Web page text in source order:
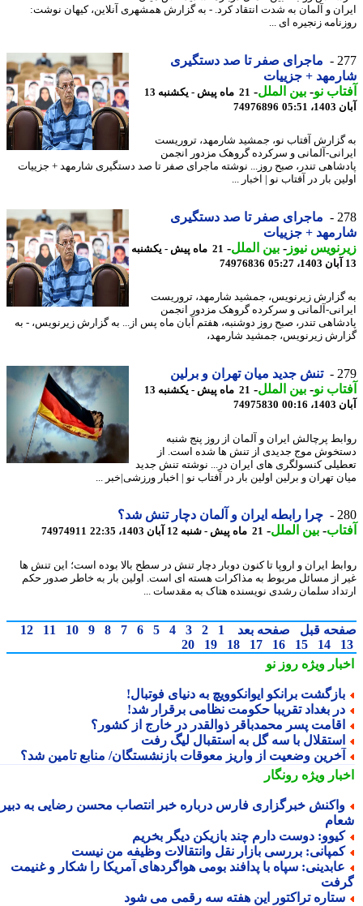
و آلمان به شدت انتقاد کرد. - به گزارش همشهری آنلاین، کیهان نوشت:
زنجیره ای ...
ماجرای صفر تا صد دستگیری
+ جزییات
نو- بین الملل-
21 ماه پیش - یکشنبه 13
74976896
آفتاب نو، جمشید شارمهد، تروریست
آلمانی و سرکرده گروهک مزدور انجمن
تندر، صبح روز... نوشته ماجرای صفر تا صد دستگیری شارمهد + جزییات
بار در آفتاب نو | اخبار ...
ماجرای صفر تا صد دستگیری
+ جزییات
نیوز-بین الملل-
21 ماه پیش - یکشنبه
74976836
زیرنویس، جمشید شارمهد، تروریست
آلمانی و سرکرده گروهک مزدور انجمن
تندر، صبح روز دوشنبه، هفتم آبان ماه پس از... به گزارش زیرنویس، - به
زیرنویس، جمشید شارمهد،
تنش جدید میان تهران و برلین
نو- بین الملل-
21 ماه پیش - یکشنبه 13
74975830
پرچالش ایران و آلمان از روز پنج شنبه
موج جدیدی از تنش ها شده است. از
کنسولگری های ایران در... نوشته تنش جدید
تهران و برلین اولین بار در آفتاب نو | اخبار ورزشی|خبر ...
چرا رابطه ایران و آلمان دچار تنش شد؟
-بین الملل-21 ماه پیش - شنبه 12 آبان 1403، 22:35 74974911
ایران و اروپا تا کنون دوبار دچار تنش در سطح بالا بوده است؛ این تنش ها
از مسائل مربوط به مذاکرات هسته ای است. اولین بار به خاطر صدور حکم
سلمان رشدی نویسنده هتاک به مقدسات ...
قبل صفحه بعد 1
2
3
4
5
6
7
8
9
10
11
12
14
15
16
17
18
19
20
ویژهروز نو
برانکو ایوانکوویچ به دنیای فوتبال!
بغداد تقریبا حکومت نظامی برقرار شد!
پسر محمدباقر ذوالقدر در خارج از کشور؟
با سه گل به استقبال لیگ رفت
وضعیت از واریز معوقات بازنشستگان/ منابع تامین شد؟
ویژهرونگار
خبرگزاری فارس درباره خبر انتصاب محسن رضایی به دبیری
دوست دارم چند بازیکن دیگر بخریم
بررسی بازار نقل وانتقالات وظیفه من نیست
سپاه با پدافند بومی هواگردهای آمریکا را شکار و غنیمت
تراکتور این هفته سه رقمی می شود